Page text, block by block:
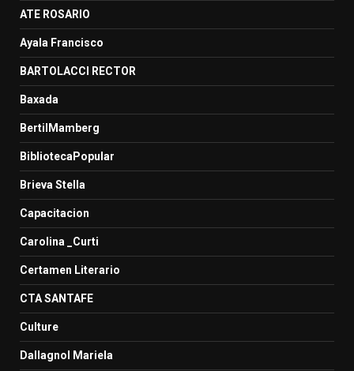
ATE ROSARIO
Ayala Francisco
BARTOLACCI RECTOR
Baxada
BertilMamberg
BibliotecaPopular
Brieva Stella
Capacitacion
Carolina _Curti
Certamen Literario
CTA SANTAFE
Culture
Dallagnol Mariela